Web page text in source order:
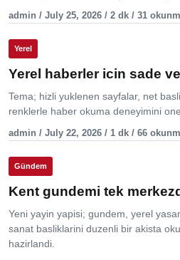
admin / July 25, 2026 / 2 dk / 31
Yerel
Yerel haberler icin sade
Tema; hizli yuklenen sayfalar, net
renklerle haber okuma deneyimini
admin / July 22, 2026 / 1 dk / 66
Gündem
Kent gundemi tek
Yeni yayin yapisi; gundem, yerel
sanat basliklarini duzenli bir akista
hazirlandi.